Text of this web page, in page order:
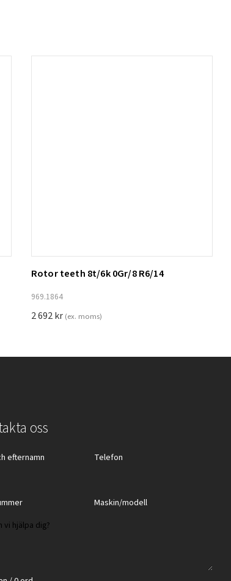
Lägg till i varukorg
Rotor teeth 8t/6k 0Gr/8 R6/14
969.1864
2 692kr (ex. moms)
oss